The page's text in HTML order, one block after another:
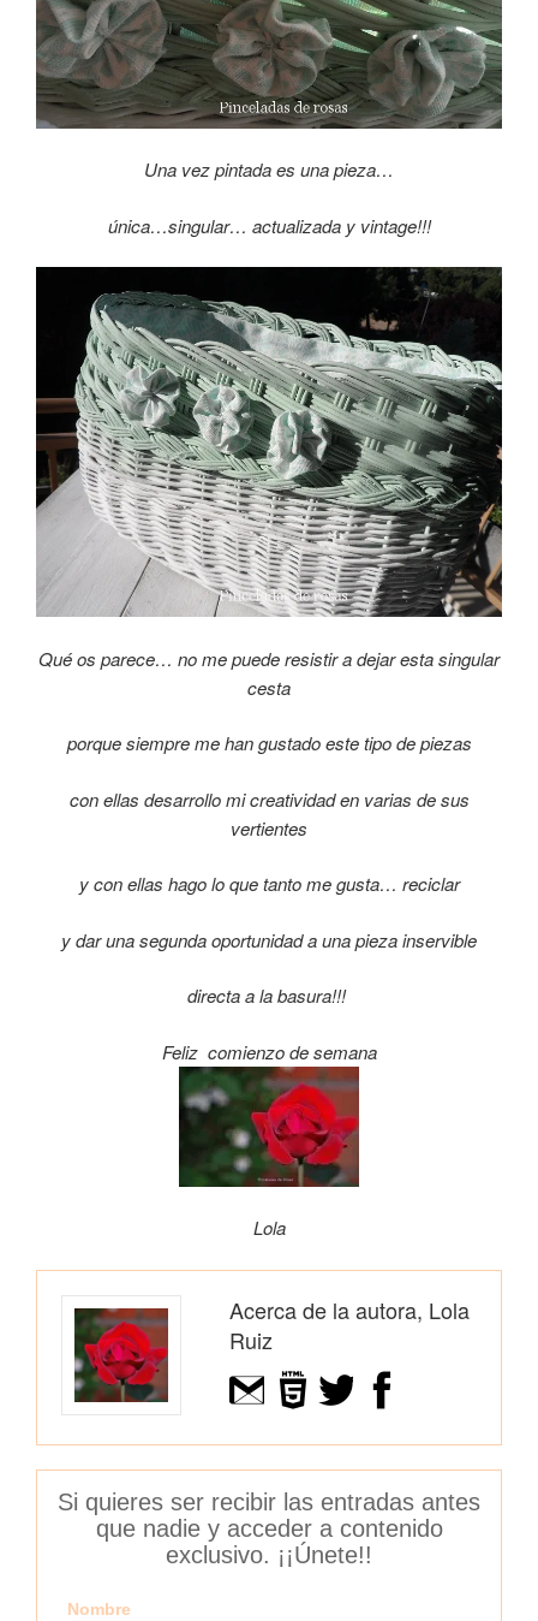
Una vez pintada es una pieza…
única…singular… actualizada y vintage!!!
Qué os parece… no me puede resistir a dejar esta singular
cesta
porque siempre me han gustado este tipo de piezas
con ellas desarrollo mi creatividad en varias de sus
vertientes
y con ellas hago lo que tanto me gusta… reciclar
y dar una segunda oportunidad a una pieza inservible
directa a la basura!!!
Feliz comienzo de semana
Lola
Acerca de la autora, Lola
Ruiz
Si quieres ser recibir las entradas antes
que nadie y acceder a contenido
exclusivo. ¡¡Únete!!
Nombre